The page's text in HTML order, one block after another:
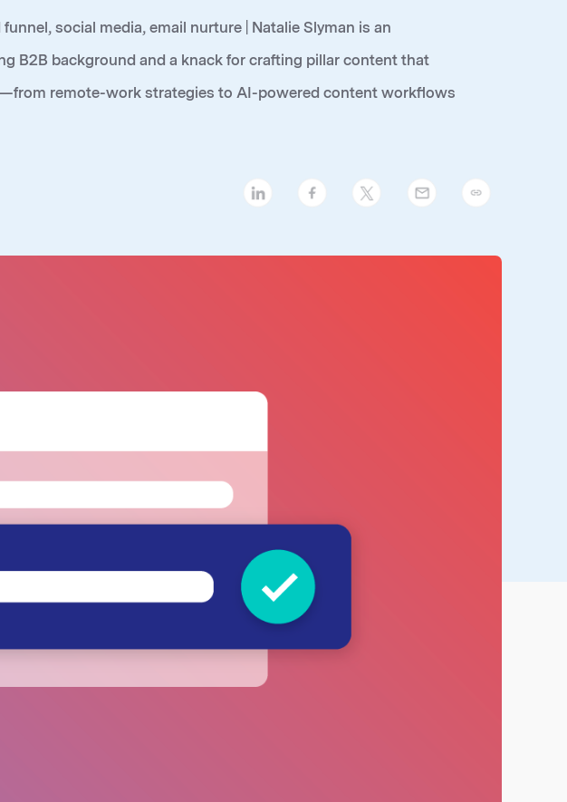
social media, email nurture | Natalie Slyman is an
B2B background and a knack for crafting pillar content that
remote-work strategies to AI-powered content workflows